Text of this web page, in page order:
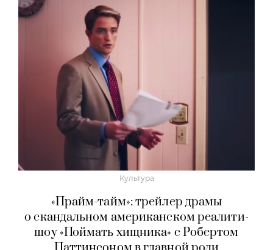
Культура
«Прайм-тайм»: трейлер драмы
о скандальном американском реалити-
шоу «Поймать хищника» с Робертом